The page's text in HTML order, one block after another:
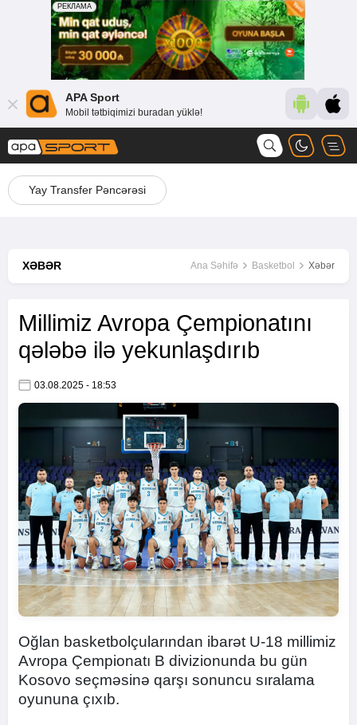
APA Sport
Mobil tətbiqimizi buradan yüklə!
Yay Transfer Pəncərəsi
XƏBƏR Ana Səhifə Basketbol Xəbər
Millimiz Avropa Çempionatını
qələbə ilə yekunlaşdırıb
03.08.2025 - 18:53
Oğlan basketbolçularından ibarət U-18 millimiz
Avropa Çempionatı B divizionunda bu gün
Kosovo seçməsinə qarşı sonuncu sıralama
oyununa çıxıb.